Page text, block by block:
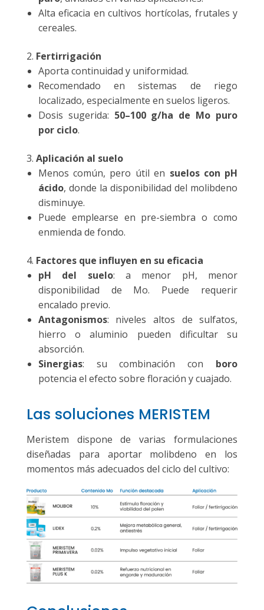
Alta eficacia en cultivos hortícolas, frutales y
cereales.
Fertirrigación
Aporta continuidad y uniformidad.
Recomendado en sistemas de riego
localizado, especialmente en suelos ligeros.
Dosis sugerida: 50–100 g/ha de Mo puro
por ciclo.
Aplicación al suelo
Menos común, pero útil en suelos con pH
ácido, donde la disponibilidad del molibdeno
disminuye.
Puede emplearse en pre-siembra o como
enmienda de fondo.
Factores que influyen en su eficacia
pH del suelo: a menor pH, menor
disponibilidad de Mo. Puede requerir
encalado previo.
Antagonismos: niveles altos de sulfatos,
hierro o aluminio pueden dificultar su
absorción.
Sinergias: su combinación con boro
potencia el efecto sobre floración y cuajado.
Las soluciones MERISTEM
Meristem dispone de varias formulaciones
diseñadas para aportar molibdeno en los
momentos más adecuados del ciclo del cultivo: